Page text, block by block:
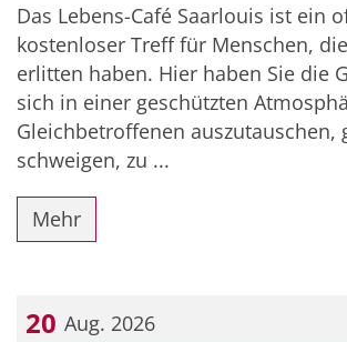
Das Lebens-Café Saarlouis ist ein
kostenloser Treff für Menschen,
erlitten haben. Hier haben Sie die
sich in einer geschützten
Gleichbetroffenen auszutauschen,
schweigen, zu ...
Mehr
20 Aug. 2026